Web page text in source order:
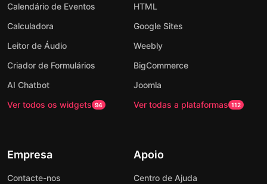
Calendário de Eventos
Calculadora
Leitor de Áudio
Criador de Formulários
AI Chatbot
Ver todos os widgets 94
HTML
Google Sites
Weebly
BigCommerce
Joomla
Ver todas a plataformas 112
Empresa
Contacte-nos
Apoio
Centro de Ajuda